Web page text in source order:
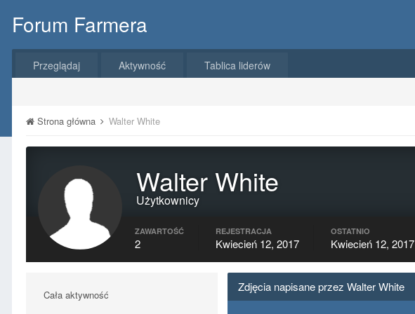
Forum Farmera
Przeglądaj Aktywność Tablica liderów
Strona główna Walter White
Walter White
Użytkownicy
ZAWARTOŚĆ
2
REJESTRACJA
Kwiecień 12, 2017
OSTATNIO
Kwiecień 12, 2017
Cała aktywność
Zdjęcia napisane przez Walter White